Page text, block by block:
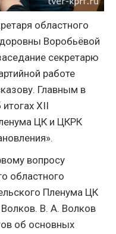
областного
Воробьёвой
секретарю
работе
Главным в
XII
ЦК и ЦКРК
вопросу
областного
Пленума ЦК
В. А. Волков
об основных